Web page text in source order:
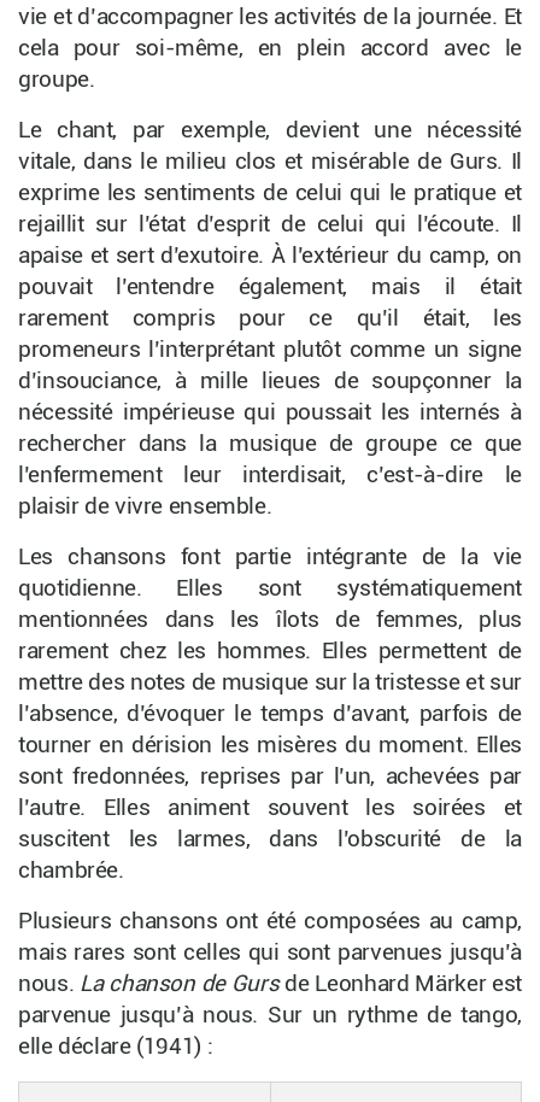
vie et d’accompagner les activités de la journée. Et
cela pour soi-même, en plein accord avec le
groupe.
Le chant, par exemple, devient une nécessité
vitale, dans le milieu clos et misérable de Gurs. Il
exprime les sentiments de celui qui le pratique et
rejaillit sur l’état d’esprit de celui qui l’écoute. Il
apaise et sert d’exutoire. À l’extérieur du camp, on
pouvait l’entendre également, mais il était
rarement compris pour ce qu’il était, les
promeneurs l’interprétant plutôt comme un signe
d’insouciance, à mille lieues de soupçonner la
nécessité impérieuse qui poussait les internés à
rechercher dans la musique de groupe ce que
l’enfermement leur interdisait, c’est-à-dire le
plaisir de vivre ensemble.
Les chansons font partie intégrante de la vie
quotidienne. Elles sont systématiquement
mentionnées dans les îlots de femmes, plus
rarement chez les hommes. Elles permettent de
mettre des notes de musique sur la tristesse et sur
l’absence, d’évoquer le temps d’avant, parfois de
tourner en dérision les misères du moment. Elles
sont fredonnées, reprises par l’un, achevées par
l’autre. Elles animent souvent les soirées et
suscitent les larmes, dans l’obscurité de la
chambrée.
Plusieurs chansons ont été composées au camp,
mais rares sont celles qui sont parvenues jusqu’à
nous. La chanson de Gursde Leonhard Märker est
parvenue jusqu’à nous. Sur un rythme de tango,
elle déclare (1941) :